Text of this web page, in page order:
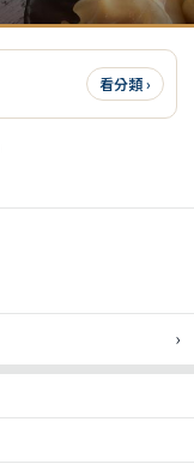
看分類 ›
›